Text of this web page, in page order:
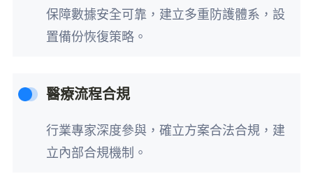
保障數據安全可靠，建立多重防護體系，設
置備份恢復策略。
醫療流程合規
行業專家深度參與，確立方案合法合規，建
立內部合規機制。